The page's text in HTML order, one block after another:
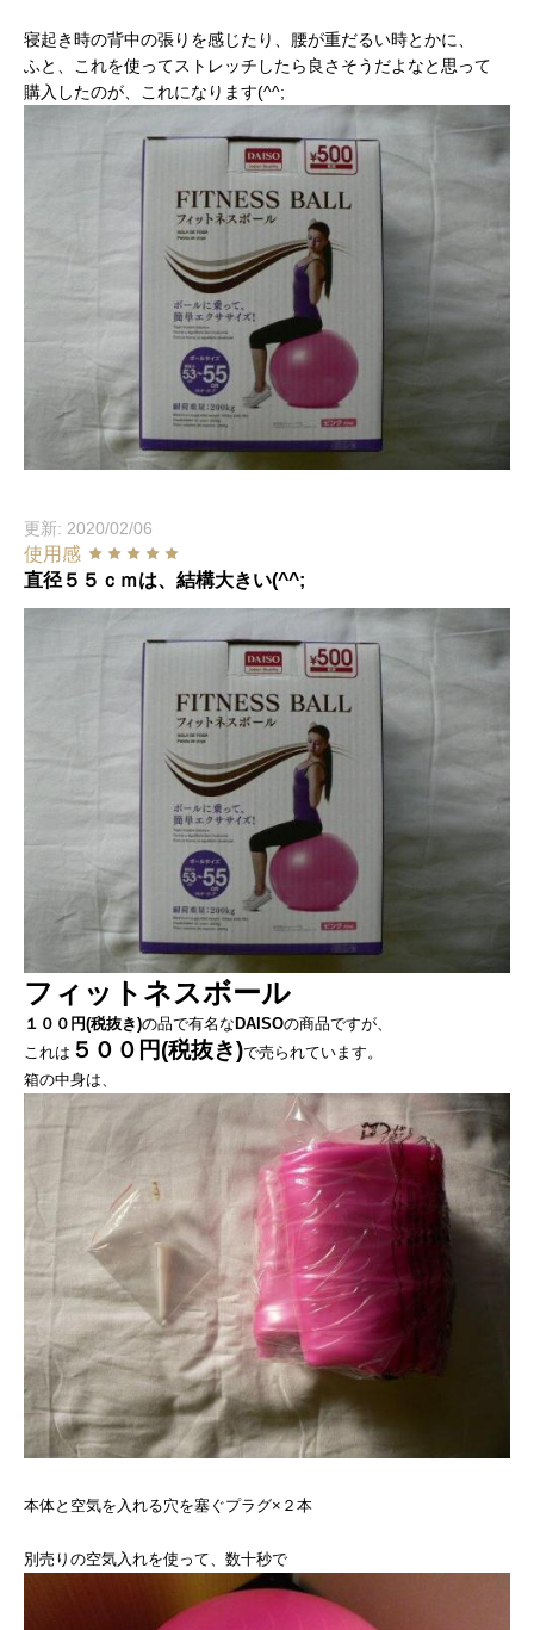
寝起き時の背中の張りを感じたり、腰が重だるい時とかに、
ふと、これを使ってストレッチしたら良さそうだよなと思って
購入したのが、これになります(^^;
更新: 2020/02/06
使用感
直径５５ｃｍは、結構大きい(^^;
フィットネスボール
１００円(税抜き)の品で有名な DAISOの商品ですが、
これは ５００円(税抜き)で売られています。
箱の中身は、
本体と空気を入れる穴を塞ぐプラグ×２本
別売りの空気入れを使って、数十秒で